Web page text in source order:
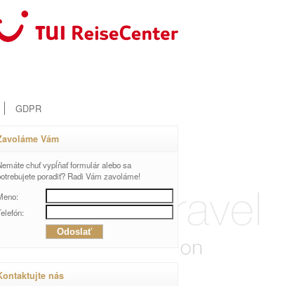
GDPR
Vám
chuť vypĺňať formulár alebo sa
poradiť? Radi Vám zavoláme!
nás